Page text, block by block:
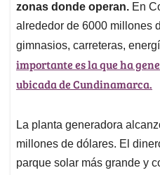
zonas donde operan. En
alrededor de 6000 millones
gimnasios, carreteras,
importante es la que ha
ubicada de Cundinamarca.
La planta generadora
millones de dólares. El
parque solar más grande y